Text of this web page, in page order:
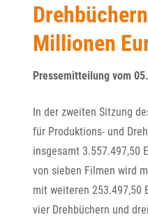
Millionen
Pressemitteilung vom
In der zweiten Sitzung
für Produktions- und
insgesamt 3.557.497,50
von sieben Filmen wird
mit weiteren 253.497,50
vier Drehbüchern und